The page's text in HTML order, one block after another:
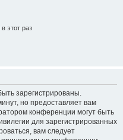
этот раз
зарегистрированы.
но предоставляет вам
конференции могут быть
для зарегистрированных
вам следует